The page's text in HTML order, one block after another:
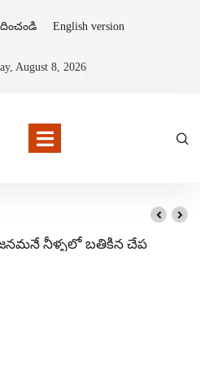
English version
August 8, 2026
జనమనే నీళ్ళలో బతికిన చేప